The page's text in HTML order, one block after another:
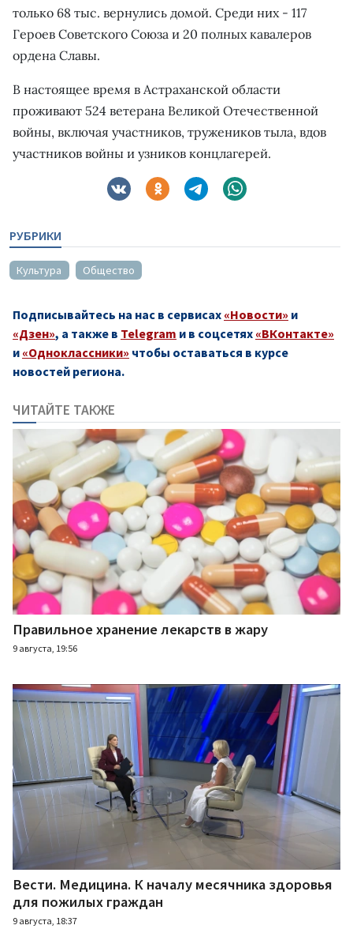
только 68 тыс. вернулись домой. Среди них - 117
Героев Советского Союза и 20 полных кавалеров
ордена Славы.
В настоящее время в Астраханской области
проживают 524 ветерана Великой Отечественной
войны, включая участников, тружеников тыла, вдов
участников войны и узников концлагерей.
РУБРИКИ
Культура Общество
Подписывайтесь на нас в сервисах «Новости» и
«Дзен», а также в Telegram и в соцсетях «ВКонтакте»
и «Одноклассники» чтобы оставаться в курсе
новостей региона.
ЧИТАЙТЕ ТАКЖЕ
Правильное хранение лекарств в жару
9 августа, 19:56
Вести. Медицина. К началу месячника здоровья
для пожилых граждан
9 августа, 18:37